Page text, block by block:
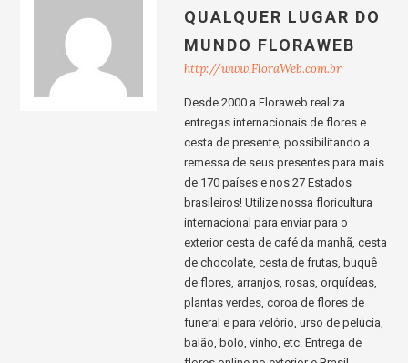
QUALQUER LUGAR DO
MUNDO FLORAWEB
http://www.FloraWeb.com.br
Desde 2000 a Floraweb realiza
entregas internacionais de flores e
cesta de presente, possibilitando a
remessa de seus presentes para mais
de 170 países e nos 27 Estados
brasileiros! Utilize nossa floricultura
internacional para enviar para o
exterior cesta de café da manhã, cesta
de chocolate, cesta de frutas, buquê
de flores, arranjos, rosas, orquídeas,
plantas verdes, coroa de flores de
funeral e para velório, urso de pelúcia,
balão, bolo, vinho, etc. Entrega de